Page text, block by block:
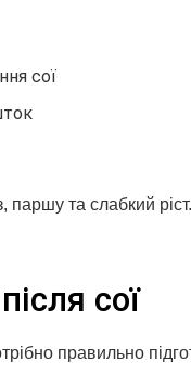
сої
паршу та слабкий
сої
правильно